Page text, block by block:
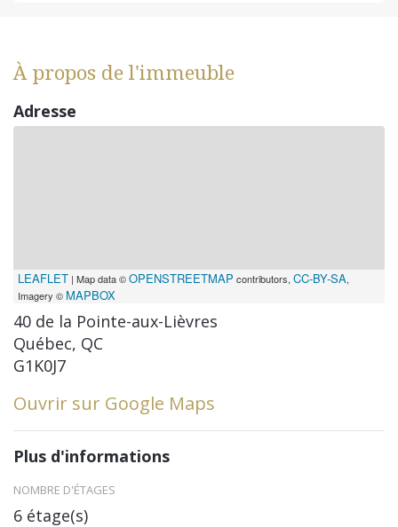
À propos de l'immeuble
Adresse
LEAFLET | Map data ©OPENSTREETMAP contributors, CC-BY-SA,
Imagery © MAPBOX
40 de la Pointe-aux-Lièvres
Québec, QC
G1K0J7
Ouvrir sur Google Maps
Plus d'informations
NOMBRE D'ÉTAGES
6 étage(s)